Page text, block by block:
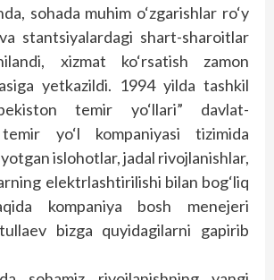
sohada muhim o‘zgarishlar ro‘y
stantsiyalardagi shart-sharoitlar
xizmat ko‘rsatish zamon
yetkazildi. 1994 yilda tashkil
temir yo‘llari” davlat-
yo‘l kompaniyasi tizimida
islohotlar, jadal rivojlanishlar,
elektrlashtirilishi bilan bog‘liq
kompaniya bosh menejeri
bizga quyidagilarni gapirib